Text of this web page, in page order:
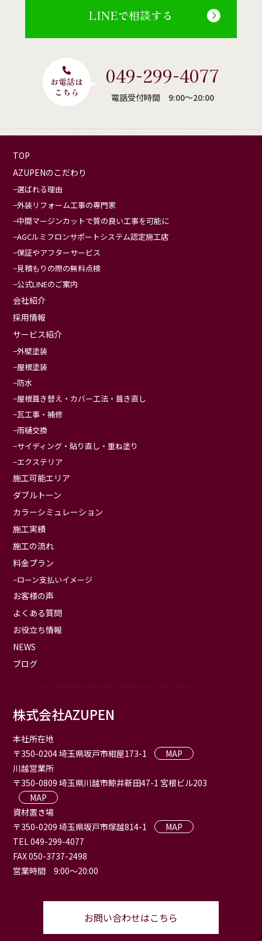
LINEで相談する
049-299-4077
電話受付時間 9:00〜20:00
TOP
AZUPENのこだわり
選ばれる理由
外装リフォーム工事の専門家
中間マージンカットで質の良い工事を可能に
AGCルミフロンサポートシステム認定施工店
保証やアフターサービス
見積もりの際の無料点検
公式LINEのご案内
会社紹介
採用情報
サービス紹介
外壁塗装
屋根塗装
防水
屋根葺き替え・カバー工法・葺き直し
瓦工事・補修
雨樋交換
サイディング・貼り直し・重ね塗り
エクステリア
施工可能エリア
ダブルトーン
カラーシミュレーション
施工実績
施工の流れ
料金プラン
ローン支払いイメージ
お客様の声
よくある質問
お役立ち情報
NEWS
ブログ
株式会社AZUPEN
本社所在地
〒350-0204 埼玉県坂戸市紺屋173-1
MAP
川越営業所
〒350-0809 埼玉県川越市鯨井新田47-1 宮根ビル203
MAP
資材置き場
〒350-0209 埼玉県坂戸市塚越814-1
MAP
TEL 049-299-4077
FAX 050-3737-2498
営業時間 9:00〜20:00
お問い合わせはこちら